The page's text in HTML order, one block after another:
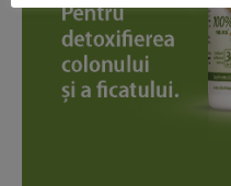
About
Contact us
Subscription Plans